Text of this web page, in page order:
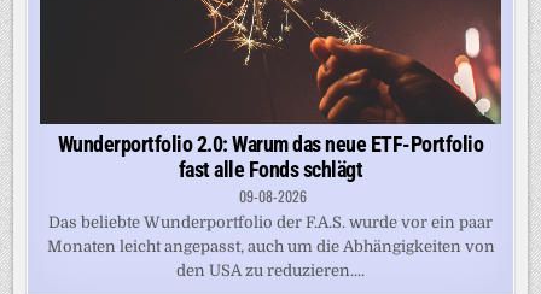
Wunderportfolio 2.0: Warum das neue ETF-Portfolio
fast alle Fonds schlägt
09-08-2026
Das beliebte Wunderportfolio der F.A.S. wurde vor ein paar
Monaten leicht angepasst, auch um die Abhängigkeiten von
den USA zu reduzieren....